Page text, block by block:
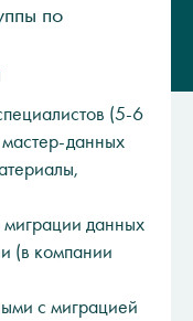
по
(5-6
данных
миграции данных
(в компании
с миграцией